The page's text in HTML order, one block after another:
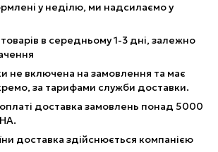
у неділю, ми надсилаємо у
в середньому 1-3 дні, залежно
не включена на замовлення та має
за тарифами служби доставки.
доставка замовлень понад 5000
доставка здійснюється компанією